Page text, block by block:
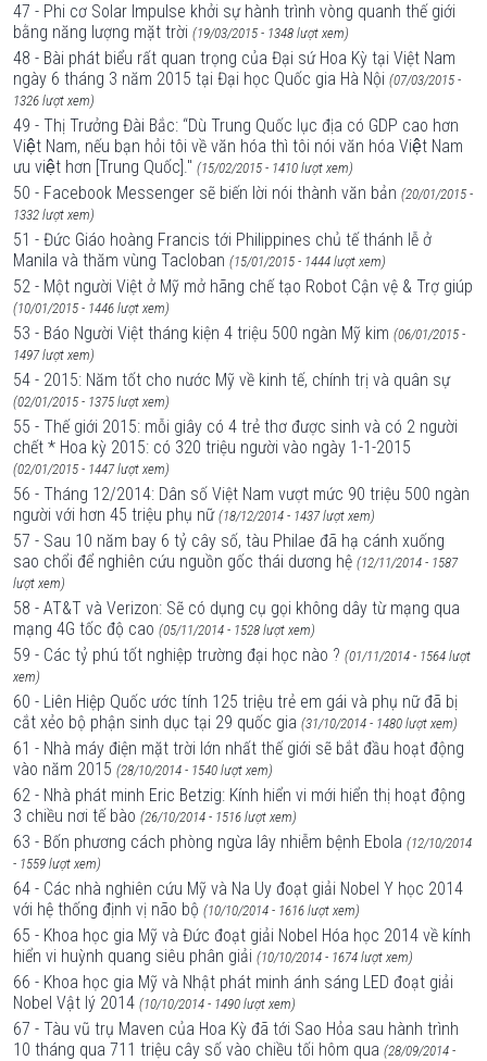
47 - Phi cơ Solar Impulse khởi sự hành trình vòng quanh thế giới
bằng năng lượng mặt trời (19/03/2015 - 1348 lượt xem)
48 - Bài phát biểu rất quan trọng của Đại sứ Hoa Kỳ tại Việt Nam
ngày 6 tháng 3 năm 2015 tại Đại học Quốc gia Hà Nội (07/03/2015 -
1326 lượt xem)
49 - Thị Trưởng Đài Bắc: “Dù Trung Quốc lục địa có GDP cao hơn
Việt Nam, nếu bạn hỏi tôi về văn hóa thì tôi nói văn hóa Việt Nam
ưu việt hơn [Trung Quốc]." (15/02/2015 - 1410 lượt xem)
50 - Facebook Messenger sẽ biến lời nói thành văn bản (20/01/2015 -
1332 lượt xem)
51 - Đức Giáo hoàng Francis tới Philippines chủ tế thánh lễ ở
Manila và thăm vùng Tacloban (15/01/2015 - 1444 lượt xem)
52 - Một người Việt ở Mỹ mở hãng chế tạo Robot Cận vệ & Trợ giúp
(10/01/2015 - 1446 lượt xem)
53 - Báo Người Việt tháng kiện 4 triệu 500 ngàn Mỹ kim (06/01/2015 -
1497 lượt xem)
54 - 2015: Năm tốt cho nước Mỹ về kinh tế, chính trị và quân sự
(02/01/2015 - 1375 lượt xem)
55 - Thế giới 2015: mỗi giây có 4 trẻ thơ được sinh và có 2 người
chết * Hoa kỳ 2015: có 320 triệu người vào ngày 1-1-2015
(02/01/2015 - 1447 lượt xem)
56 - Tháng 12/2014: Dân số Việt Nam vượt mức 90 triệu 500 ngàn
người với hơn 45 triệu phụ nữ (18/12/2014 - 1437 lượt xem)
57 - Sau 10 năm bay 6 tỷ cây số, tàu Philae đã hạ cánh xuống
sao chổi để nghiên cứu nguồn gốc thái dương hệ (12/11/2014 - 1587
lượt xem)
58 - AT&T và Verizon: Sẽ có dụng cụ gọi không dây từ mạng qua
mạng 4G tốc độ cao (05/11/2014 - 1528 lượt xem)
59 - Các tỷ phú tốt nghiệp trường đại học nào ? (01/11/2014 - 1564 lượt
xem)
60 - Liên Hiệp Quốc ước tính 125 triệu trẻ em gái và phụ nữ đã bị
cắt xẻo bộ phận sinh dục tại 29 quốc gia (31/10/2014 - 1480 lượt xem)
61 - Nhà máy điện mặt trời lớn nhất thế giới sẽ bắt đầu hoạt động
vào năm 2015 (28/10/2014 - 1540 lượt xem)
62 - Nhà phát minh Eric Betzig: Kính hiển vi mới hiển thị hoạt động
3 chiều nơi tế bào (26/10/2014 - 1516 lượt xem)
63 - Bốn phương cách phòng ngừa lây nhiễm bệnh Ebola (12/10/2014
- 1559 lượt xem)
64 - Các nhà nghiên cứu Mỹ và Na Uy đoạt giải Nobel Y học 2014
với hệ thống định vị não bộ (10/10/2014 - 1616 lượt xem)
65 - Khoa học gia Mỹ và Đức đoạt giải Nobel Hóa học 2014 về kính
hiển vi huỳnh quang siêu phân giải (10/10/2014 - 1674 lượt xem)
66 - Khoa học gia Mỹ và Nhật phát minh ánh sáng LED đoạt giải
Nobel Vật lý 2014 (10/10/2014 - 1490 lượt xem)
67 - Tàu vũ trụ Maven của Hoa Kỳ đã tới Sao Hỏa sau hành trình
10 tháng qua 711 triệu cây số vào chiều tối hôm qua (28/09/2014 -